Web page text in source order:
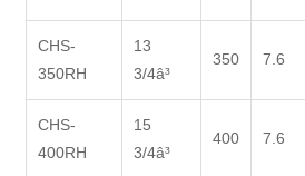
CHS-
350RH
13
3/4â³
350 7.6
CHS-
400RH
15
3/4â³
400 7.6